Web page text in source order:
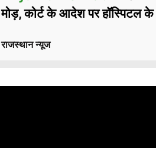
मोड़, कोर्ट के आदेश पर हॉस्पिटल
राजस्थान न्यूज